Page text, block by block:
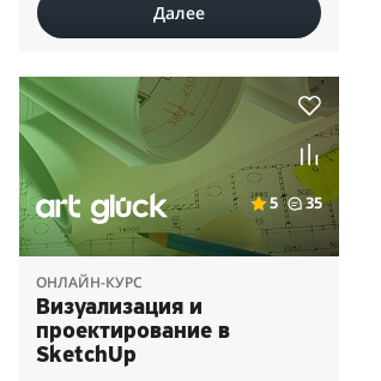
Далее
5 35
ОНЛАЙН-КУРС
Визуализация и
проектирование в
SketchUp